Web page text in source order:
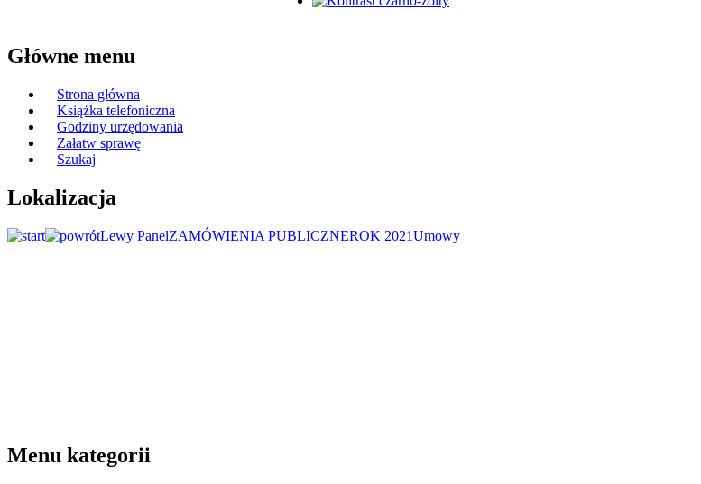
Główne menu
Strona główna
Książka telefoniczna
Godziny urzędowania
Załatw sprawę
Szukaj
Lokalizacja
Lewy PanelZAMÓWIENIA PUBLICZNEROK 2021Umowy
Menu kategorii